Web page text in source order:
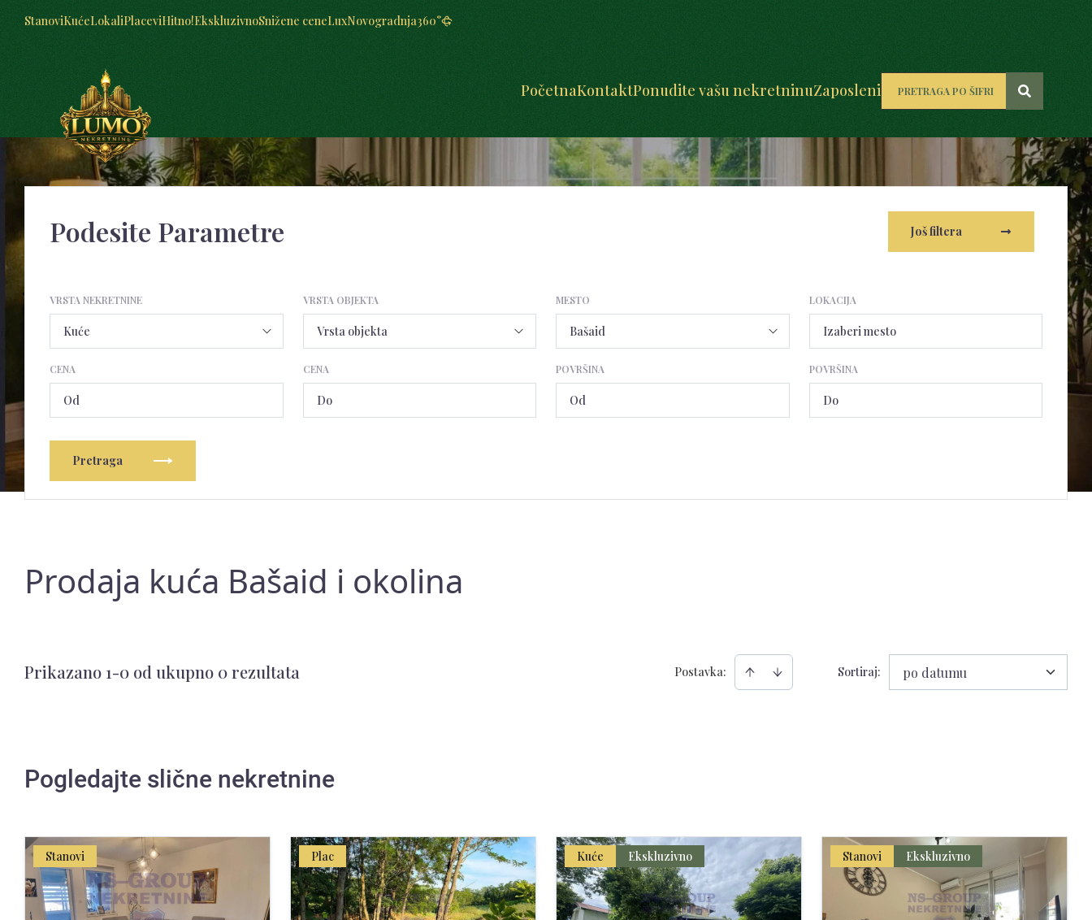
StanoviKućeLokaliPlaceviHitno!EkskluzivnoSnižene ceneLuxNovogradnja360°
PočetnaKontaktPonudite vašu nekretninuZaposleni
Podesite Parametre Još filtera
VRSTA NEKRETNINE VRSTA OBJEKTA MESTO LOKACIJA
Izaberi mesto
CENA CENA POVRŠINA POVRŠINA
Pretraga
Prodaja kuća Bašaid i okolina
Prikazano 1-0 od ukupno 0 rezultata Postavka: Sortiraj: po datumu
Pogledajte slične nekretnine
Stanovi Plac Kuće Ekskluzivno Stanovi Ekskluzivno